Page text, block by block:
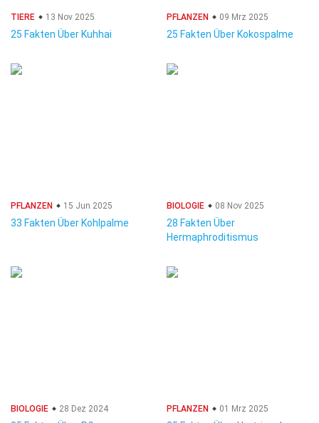
TIERE 13 Nov 2025
25 Fakten Über Kuhhai
PFLANZEN 09 Mrz 2025
25 Fakten Über Kokospalme
PFLANZEN 15 Jun 2025
33 Fakten Über Kohlpalme
BIOLOGIE 08 Nov 2025
28 Fakten Über
Hermaphroditismus
BIOLOGIE 28 Dez 2024 PFLANZEN 01 Mrz 2025